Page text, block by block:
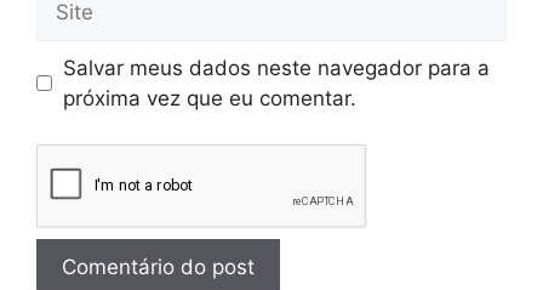
Salvar meus dados neste navegador para a
próxima vez que eu comentar.